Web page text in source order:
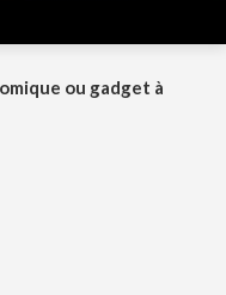
ou gadget à